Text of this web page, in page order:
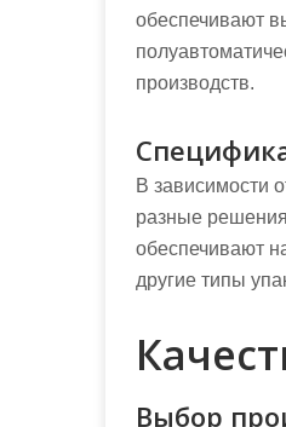
обеспечивают
производств.
В зависимости
разные
обеспечивают
другие типы
Выбор